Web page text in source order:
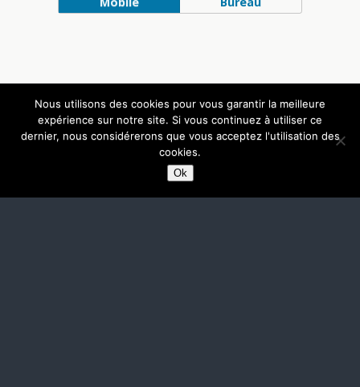
Nous utilisons des cookies pour vous garantir la meilleure
expérience sur notre site. Si vous continuez à utiliser ce
dernier, nous considérerons que vous acceptez l'utilisation des
cookies.
Ok